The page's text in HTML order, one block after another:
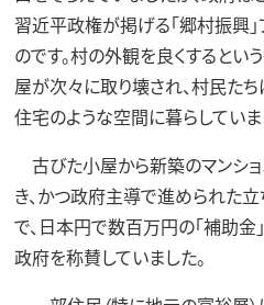
習近平政権が掲げる「郷村振興
のです。村の外観を良くするとい
屋が次々に取り壊され、村民た
住宅のような空間に暮らしていま
古びた小屋から新築のマンシ
き、かつ政府主導で進められた
で、日本円で数百万円の「補助金
政府を称賛していました。